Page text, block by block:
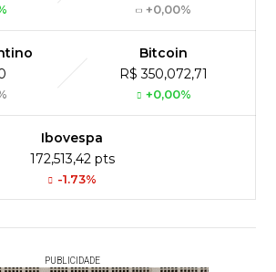
+0,00%
Bitcoin
R$ 350,072,71
+0,00%
Ibovespa
172,513,42 pts
-1.73%
PUBLICIDADE